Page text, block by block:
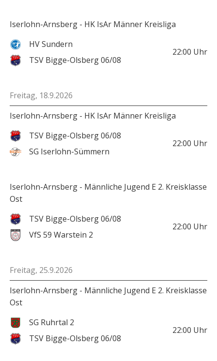
Iserlohn-Arnsberg - HK IsAr Männer Kreisliga
HV Sundern
TSV Bigge-Olsberg 06/08
22:00 Uhr
Freitag, 18.9.2026
Iserlohn-Arnsberg - HK IsAr Männer Kreisliga
TSV Bigge-Olsberg 06/08
SG Iserlohn-Sümmern
22:00 Uhr
Iserlohn-Arnsberg - Männliche Jugend E 2. Kreisklasse
Ost
TSV Bigge-Olsberg 06/08
VfS 59 Warstein 2
22:00 Uhr
Freitag, 25.9.2026
Iserlohn-Arnsberg - Männliche Jugend E 2. Kreisklasse
Ost
SG Ruhrtal 2
TSV Bigge-Olsberg 06/08
22:00 Uhr